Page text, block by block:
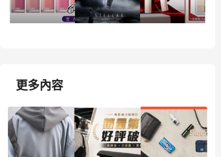
更多內容